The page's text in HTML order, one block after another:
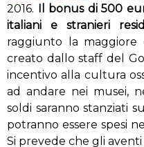
2016. Il bonus di 500
italiani e stranieri
raggiunto la maggiore
creato dallo staff del
incentivo alla cultura
ad andare nei musei,
soldi saranno stanziati
potranno essere spesi
Si prevede che gli